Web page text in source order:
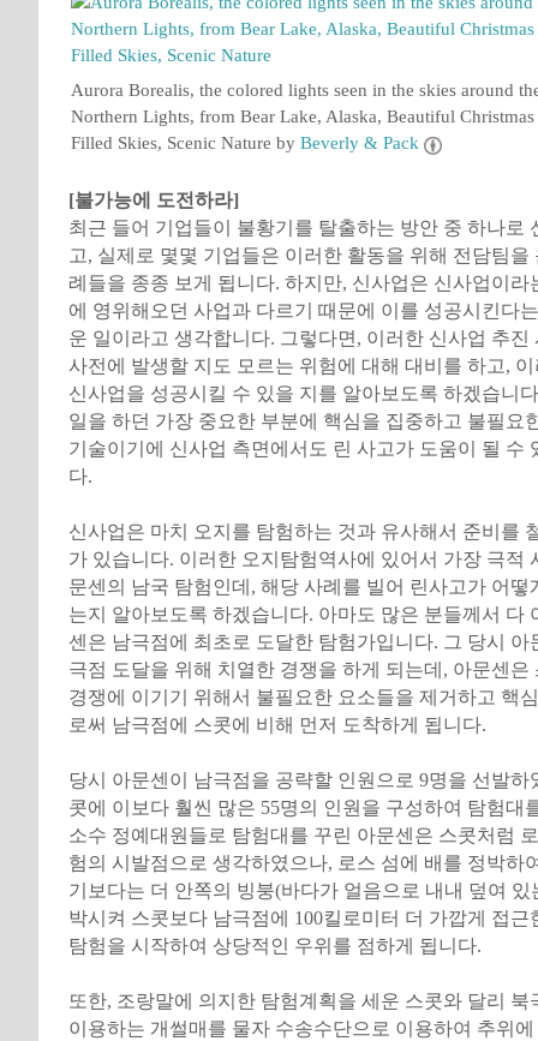
Aurora Borealis, the colored lights seen in the skies around
Northern Lights, from Bear Lake, Alaska, Beautiful Christmas
Filled Skies, Scenic Nature by Beverly & Pack
[불가능에 도전하라]
최근 들어 기업들이 불황기를 탈출하는 방안 중 하나로
고, 실제로 몇몇 기업들은 이러한 활동을 위해 전담팀을
례들을 종종 보게 됩니다. 하지만, 신사업은 신사업이라
에 영위해오던 사업과 다르기 때문에 이를 성공시킨다
운 일이라고 생각합니다. 그렇다면, 이러한 신사업 추진
사전에 발생할 지도 모르는 위험에 대해 대비를 하고,
신사업을 성공시킬 수 있을 지를 알아보도록 하겠습니
일을 하던 가장 중요한 부분에 핵심을 집중하고 불필요
기술이기에 신사업 측면에서도 린 사고가 도움이 될 수
다.
신사업은 마치 오지를 탐험하는 것과 유사해서 준비를
가 있습니다. 이러한 오지탐험역사에 있어서 가장 극적
문센의 남국 탐험인데, 해당 사례를 빌어 린사고가 어떻
는지 알아보도록 하겠습니다. 아마도 많은 분들께서 다
센은 남극점에 최초로 도달한 탐험가입니다. 그 당시 아
극점 도달을 위해 치열한 경쟁을 하게 되는데, 아문센은
경쟁에 이기기 위해서 불필요한 요소들을 제거하고 핵
로써 남극점에 스콧에 비해 먼저 도착하게 됩니다.
당시 아문센이 남극점을 공략할 인원으로 9명을 선발하
콧에 이보다 훨씬 많은 55명의 인원을 구성하여 탐험대
소수 정예대원들로 탐험대를 꾸린 아문센은 스콧처럼
험의 시발점으로 생각하였으나, 로스 섬에 배를 정박하
기보다는 더 안쪽의 빙붕(바다가 얼음으로 내내 덮여 있
박시켜 스콧보다 남극점에 100킬로미터 더 가깝게 접근
탐험을 시작하여 상당적인 우위를 점하게 됩니다.
또한, 조랑말에 의지한 탐험계획을 세운 스콧와 달리 북
이용하는 개썰매를 물자 수송수단으로 이용하여 추위